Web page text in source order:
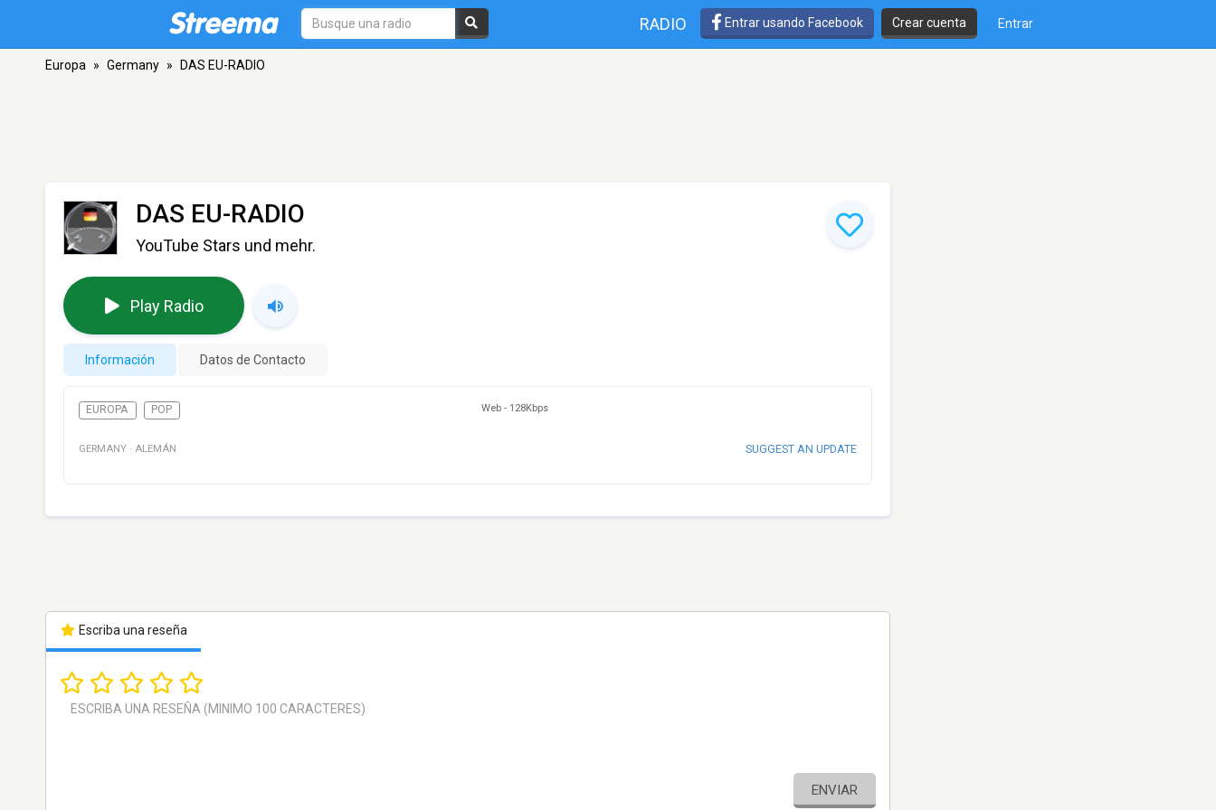
RADIO Entrar usando Facebook Crear cuenta Entrar
Europa » Germany » DAS EU-RADIO
DAS EU-RADIO
YouTube Stars und mehr.
Play Radio
Información Datos de Contacto
EUROPA POP Web - 128Kbps
GERMANY · ALEMÁN SUGGEST AN UPDATE
Escriba una reseña
ENVIAR